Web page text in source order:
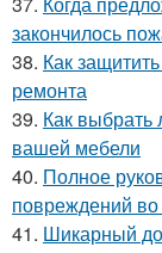
закончилось
38. Как
ремонта
39. Как
вашей мебели
40. Полное
повреждений
41. Шикарный